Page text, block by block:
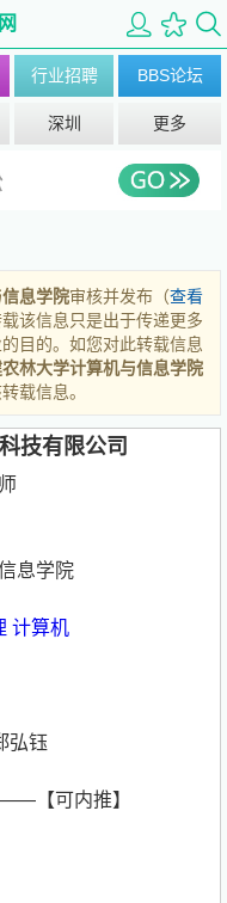
行业招聘 BBS论坛
深圳 更多
息学院审核并发布（查看
该信息只是出于传递更多
目的。如您对此转载信息
林大学计算机与信息学院
载信息。
技有限公司
息学院
计算机
弘钰
【可内推】